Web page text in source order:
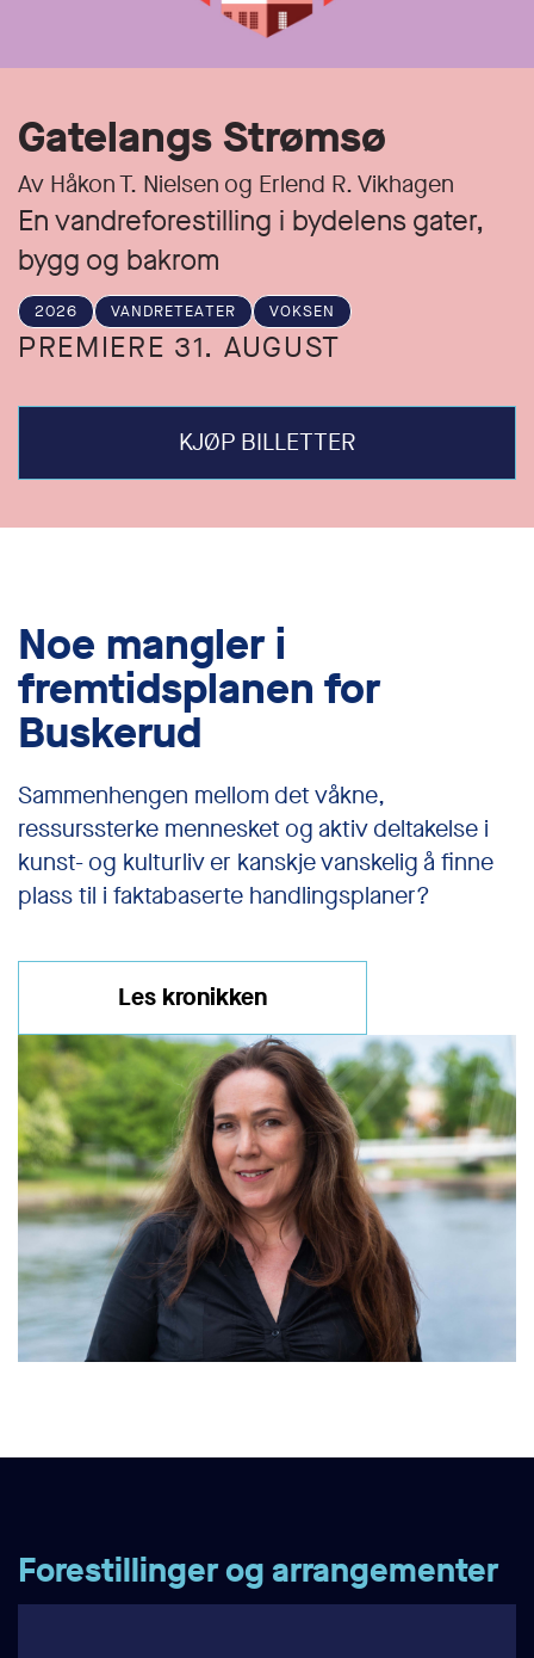
Gatelangs Strømsø
Av Håkon T. Nielsen og Erlend R. Vikhagen
En vandreforestilling i bydelens gater,
bygg og bakrom
2026 VANDRETEATER VOKSEN
PREMIERE 31. AUGUST
KJØP BILLETTER
Noe mangler i
fremtidsplanen for
Buskerud
Sammenhengen mellom det våkne,
ressurssterke mennesket og aktiv deltakelse i
kunst- og kulturliv er kanskje vanskelig å finne
plass til i faktabaserte handlingsplaner?
Les kronikken
Forestillinger og arrangementer